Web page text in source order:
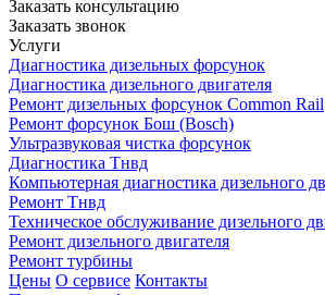
Заказать консультацию
Заказать звонок
Услуги
Диагностика дизельных форсунок
Диагностика дизельного двигателя
Ремонт дизельных форсунок Common Rail
Ремонт форсунок Бош (Bosch)
Ультразвуковая чистка форсунок
Диагностика Тнвд
Компьютерная диагностика дизельного
Ремонт Тнвд
Техническое обслуживание дизельного
Ремонт дизельного двигателя
Ремонт турбины
Цены О сервисе Контакты